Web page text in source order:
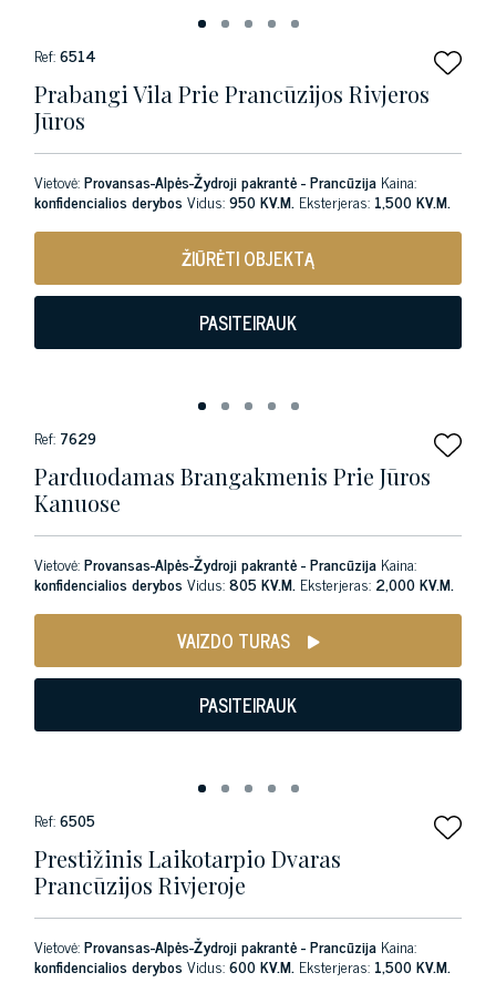
Ref:6514
Prabangi Vila Prie Prancūzijos Rivjeros
Jūros
Vietovė:Provansas-Alpės-Žydroji pakrantė - Prancūzija Kaina:
konfidencialios derybos Vidus:950 KV.M. Eksterjeras: 1,500 KV.M.
ŽIŪRĖTI OBJEKTĄ
PASITEIRAUK
Ref: 7629
Parduodamas Brangakmenis Prie Jūros
Kanuose
Vietovė:Provansas-Alpės-Žydroji pakrantė - Prancūzija Kaina:
konfidencialios derybos Vidus:805 KV.M. Eksterjeras: 2,000 KV.M.
VAIZDO TURAS
PASITEIRAUK
Ref:6505
Prestižinis Laikotarpio Dvaras
Prancūzijos Rivjeroje
Vietovė:Provansas-Alpės-Žydroji pakrantė - Prancūzija Kaina:
konfidencialios derybos Vidus:600 KV.M. Eksterjeras: 1,500 KV.M.